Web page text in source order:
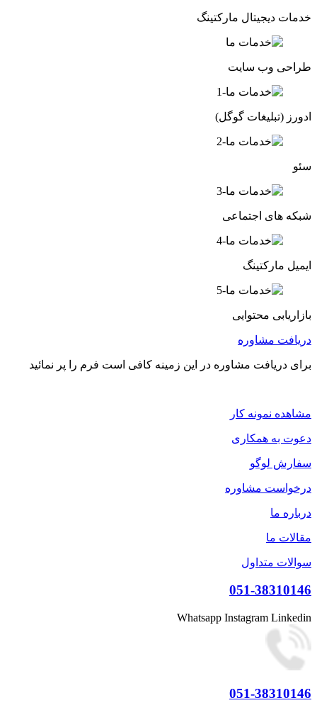
خدمات دیجیتال مارکتینگ
طراحی وب سایت
ادورز (تبلیغات گوگل)
سئو
شبکه های اجتماعی
ایمیل مارکتینگ
بازاریابی محتوایی
دریافت مشاوره
برای دریافت مشاوره در این زمینه کافی است فرم را پر نمائید
مشاهده نمونه کار
دعوت به همکاری
سفارش لوگو
درخواست مشاوره
درباره ما
مقالات ما
سوالات متداول
051-38310146
Whatsapp Instagram Linkedin
051-38310146